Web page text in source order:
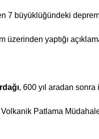
7 büyüklüğündeki
üzerinden yaptığı
, 600 yıl aradan
Patlama